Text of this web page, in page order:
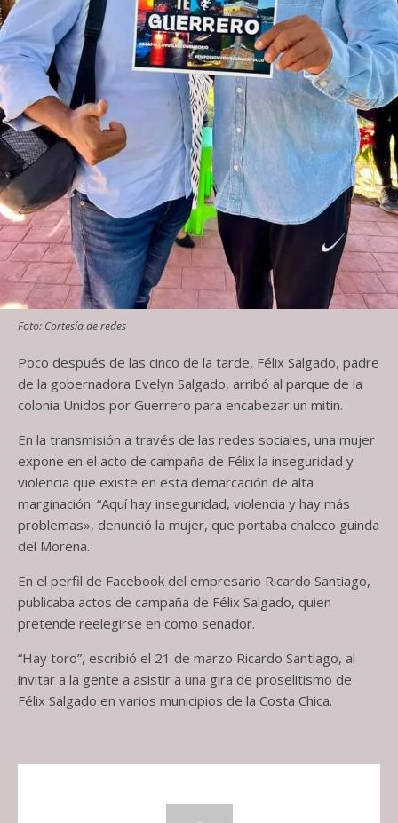
Foto: Cortesía de redes
Poco después de las cinco de la tarde, Félix Salgado, padre
de la gobernadora Evelyn Salgado, arribó al parque de la
colonia Unidos por Guerrero para encabezar un mitin.
En la transmisión a través de las redes sociales, una mujer
expone en el acto de campaña de Félix la inseguridad y
violencia que existe en esta demarcación de alta
marginación. “Aquí hay inseguridad, violencia y hay más
problemas», denunció la mujer, que portaba chaleco guinda
del Morena.
En el perfil de Facebook del empresario Ricardo Santiago,
publicaba actos de campaña de Félix Salgado, quien
pretende reelegirse en como senador.
“Hay toro”, escribió el 21 de marzo Ricardo Santiago, al
invitar a la gente a asistir a una gira de proselitismo de
Félix Salgado en varios municipios de la Costa Chica.